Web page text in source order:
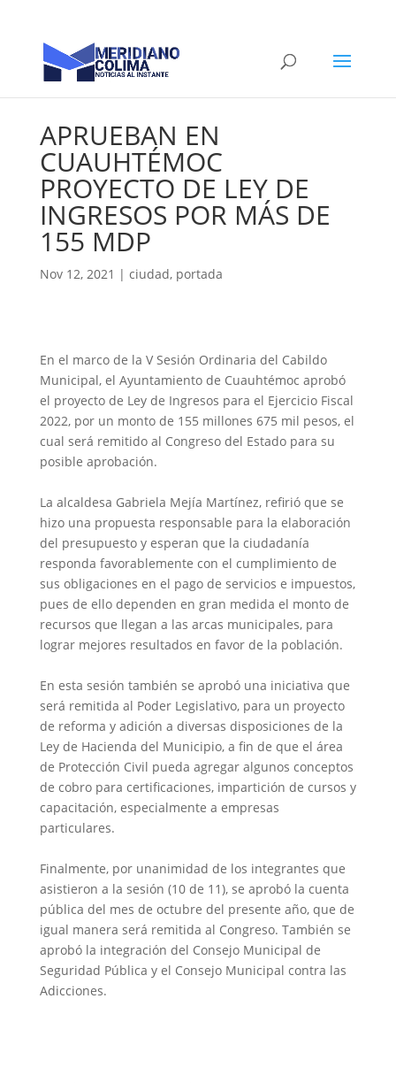
APRUEBAN EN
CUAUHTÉMOC
PROYECTO DE LEY DE
INGRESOS POR MÁS DE
155 MDP
Nov 12, 2021 | ciudad, portada
En el marco de la V Sesión Ordinaria del Cabildo
Municipal, el Ayuntamiento de Cuauhtémoc aprobó
el proyecto de Ley de Ingresos para el Ejercicio Fiscal
2022, por un monto de 155 millones 675 mil pesos, el
cual será remitido al Congreso del Estado para su
posible aprobación.
La alcaldesa Gabriela Mejía Martínez, refirió que se
hizo una propuesta responsable para la elaboración
del presupuesto y esperan que la ciudadanía
responda favorablemente con el cumplimiento de
sus obligaciones en el pago de servicios e impuestos,
pues de ello dependen en gran medida el monto de
recursos que llegan a las arcas municipales, para
lograr mejores resultados en favor de la población.
En esta sesión también se aprobó una iniciativa que
será remitida al Poder Legislativo, para un proyecto
de reforma y adición a diversas disposiciones de la
Ley de Hacienda del Municipio, a fin de que el área
de Protección Civil pueda agregar algunos conceptos
de cobro para certificaciones, impartición de cursos y
capacitación, especialmente a empresas
particulares.
Finalmente, por unanimidad de los integrantes que
asistieron a la sesión (10 de 11), se aprobó la cuenta
pública del mes de octubre del presente año, que de
igual manera será remitida al Congreso. También se
aprobó la integración del Consejo Municipal de
Seguridad Pública y el Consejo Municipal contra las
Adicciones.